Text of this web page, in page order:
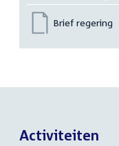
Brief regering
Activiteiten